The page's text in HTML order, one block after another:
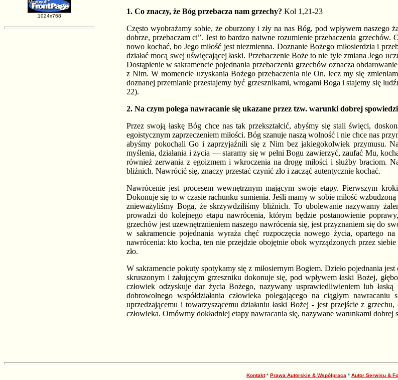
1024x768
1. Co znaczy, że Bóg przebacza nam grzechy? Kol 1,21-23
Często wyobrażamy sobie, że oburzony i zły na nas Bóg, pod wpływem
dobrze, przebaczam ci”. Jest to bardzo naiwne rozumienie przebaczenia grzechów.
nowo kochać, bo Jego miłość jest niezmienna. Doznanie Bożego miłosierdzia i
działać mocą swej uświęcającej łaski. Przebaczenie Boże to nie tyle zmiana Jego
Dostąpienie w sakramencie pojednania przebaczenia grzechów oznacza
z Nim. W momencie uzyskania Bożego przebaczenia nie On, lecz my się
doznanej przemianie przestajemy być grzesznikami, wrogami Boga i stajemy się
22).
2. Na czym polega nawracanie się ukazane przez tzw. warunki dobrej
Przez swoją łaskę Bóg chce nas tak przekształcić, abyśmy się stali święci,
egoistycznym zaprzeczeniem miłości. Bóg szanuje naszą wolność i nie chce nas
abyśmy pokochali Go i zaprzyjaźnili się z Nim bez jakiegokolwiek przymusu.
myślenia, działania i życia — staramy się w pełni Bogu zawierzyć, zaufać Mu,
również zerwania z egoizmem i wkroczenia na drogę miłości i służby braciom.
bliźnich. Nawrócić się, znaczy przestać czynić zło i zacząć autentycznie kochać.
Nawrócenie jest procesem wewnętrznym mającym swoje etapy. Pierwszym
Dokonuje się to w czasie rachunku sumienia. Jeśli mamy w sobie miłość
znieważyliśmy Boga, że skrzywdziliśmy bliźnich. To ubolewanie nazywamy
prowadzi do kolejnego etapu nawrócenia, którym będzie postanowienie
grzechów jest uzewnętrznieniem naszego nawrócenia się, jest przyznaniem się do
w sakramencie pojednania wyraża chęć rozpoczęcia nowego życia, opartego
nawrócenia: kto kocha, ten nie przejdzie obojętnie obok wyrządzonych przez
zło.
W sakramencie pokuty spotykamy się z miłosiernym Bogiem. Dzieło pojednania
skruszonym i żałującym grzeszniku dokonuje się, pod wpływem łaski Bożej,
człowiek odzyskuje dar życia Bożego, nazywany usprawiedliwieniem lub
dobrowolnego współdziałania człowieka polegającego na ciągłym
uprzedzającemu i towarzyszącemu działaniu łaski Bożej - jest przejście z
człowieka. Omówmy dokładniej etapy nawracania się, nazywane warunkami dobrej
Kontakt* Prawa Autorskie & Współpraca * Autor Serwisu &